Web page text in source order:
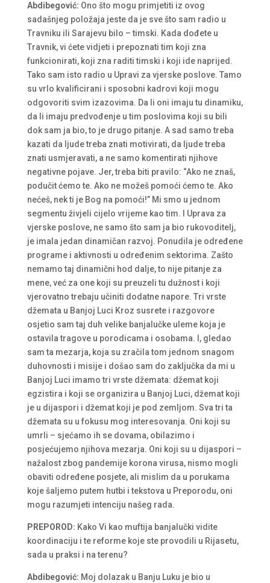
Abdibegović: Ono što mogu primjetiti iz ovog
sadašnjeg položaja jeste da je sve što sam radio u
Travniku ili Sarajevu bilo – timski. Kada dođete u
Travnik, vi ćete vidjeti i prepoznati tim koji zna
funkcionirati, koji zna raditi timski i koji ide naprijed.
Tako sam isto radio u Upravi za vjerske poslove. Tamo
su vrlo kvalificirani i sposobni kadrovi koji mogu
odgovoriti svim izazovima. Da li oni imaju tu dinamiku,
da li imaju predvođenje u tim poslovima koji su bili
dok sam ja bio, to je drugo pitanje. A sad samo treba
kazati da ljude treba znati motivirati, da ljude treba
znati usmjeravati, a ne samo komentirati njihove
negativne pojave. Jer, treba biti pravilo: “Ako ne znaš,
podučit ćemo te. Ako ne možeš pomoći ćemo te. Ako
nećeš, nek ti je Bog na pomoći!” Mi smo u jednom
segmentu živjeli cijelo vrijeme kao tim. I Uprava za
vjerske poslove, ne samo što sam ja bio rukovoditelj,
je imala jedan dinamičan razvoj. Ponudila je određene
programe i aktivnosti u određenim sektorima. Zašto
nemamo taj dinamični hod dalje, to nije pitanje za
mene, već za one koji su preuzeli tu dužnost i koji
vjerovatno trebaju učiniti dodatne napore. Tri vrste
džemata u Banjoj Luci Kroz susrete i razgovore
osjetio sam taj duh velike banjalučke uleme koja je
ostavila tragove u porodicama i osobama. I, gledao
sam ta mezarja, koja su zračila tom jednom snagom
duhovnosti i misije i došao sam do zaključka da mi u
Banjoj Luci imamo tri vrste džemata: džemat koji
egzistira i koji se organizira u Banjoj Luci, džemat koji
je u dijaspori i džemat koji je pod zemljom. Sva tri ta
džemata su u fokusu mog interesovanja. Oni koji su
umrli – sjećamo ih se dovama, obilazimo i
posjećujemo njihova mezarja. Oni koji su u dijaspori –
nažalost zbog pandemije korona virusa, nismo mogli
obaviti određene posjete, ali mislim da u porukama
koje šaljemo putem hutbi i tekstova u Preporodu, oni
mogu razumjeti intenciju našeg rada.
PREPOROD: Kako Vi kao muftija banjalučki vidite
koordinaciju i te reforme koje ste provodili u Rijasetu,
sada u praksi i na terenu?
Abdibegović: Moj dolazak u Banju Luku je bio u